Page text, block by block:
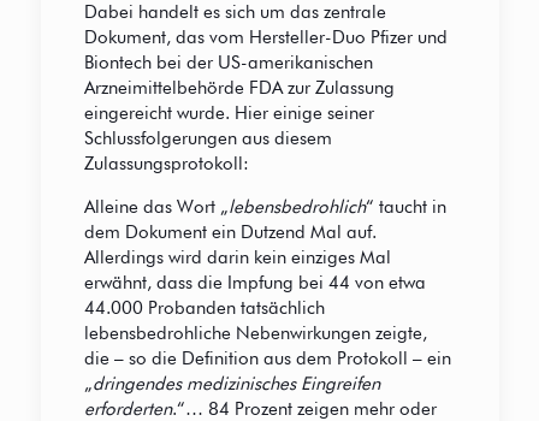
Dabei handelt es sich um das zentrale
Dokument, das vom Hersteller-Duo Pfizer und
Biontech bei der US-amerikanischen
Arzneimittelbehörde FDA zur Zulassung
eingereicht wurde. Hier einige seiner
Schlussfolgerungen aus diesem
Zulassungsprotokoll:
Alleine das Wort „lebensbedrohlich“ taucht in
dem Dokument ein Dutzend Mal auf.
Allerdings wird darin kein einziges Mal
erwähnt, dass die Impfung bei 44 von etwa
44.000 Probanden tatsächlich
lebensbedrohliche Nebenwirkungen zeigte,
die – so die Definition aus dem Protokoll – ein
„dringendes medizinisches Eingreifen
erforderten.“… 84 Prozent zeigen mehr oder